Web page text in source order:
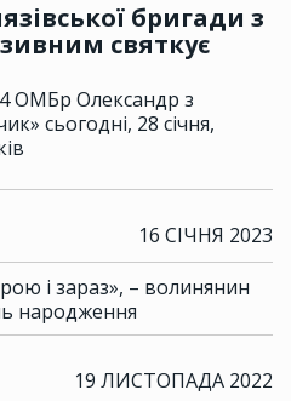
бригади з
святкує
ОМБр Олександр з
сьогодні, 28 січня,
16 СІЧНЯ 2023
і зараз», – волинянин
народження
19 ЛИСТОПАДА 2022